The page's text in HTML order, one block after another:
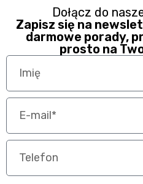
Dołącz do
Zapisz się na
darmowe porady,
prosto na